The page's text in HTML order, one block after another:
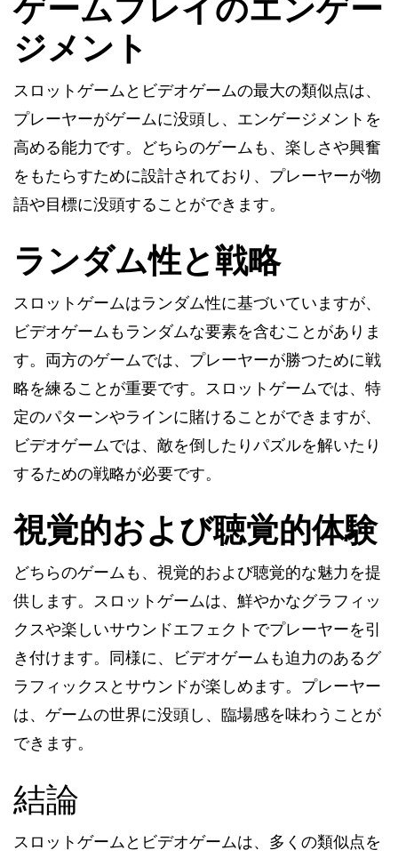
ジメント
スロットゲームとビデオゲームの最大の類似点は、
プレーヤーがゲームに没頭し、エンゲージメントを
高める能力です。どちらのゲームも、楽しさや興奮
をもたらすために設計されており、プレーヤーが物
語や目標に没頭することができます。
ランダム性と戦略
スロットゲームはランダム性に基づいていますが、
ビデオゲームもランダムな要素を含むことがありま
す。両方のゲームでは、プレーヤーが勝つために戦
略を練ることが重要です。スロットゲームでは、特
定のパターンやラインに賭けることができますが、
ビデオゲームでは、敵を倒したりパズルを解いたり
するための戦略が必要です。
視覚的および聴覚的体験
どちらのゲームも、視覚的および聴覚的な魅力を提
供します。スロットゲームは、鮮やかなグラフィッ
クスや楽しいサウンドエフェクトでプレーヤーを引
き付けます。同様に、ビデオゲームも迫力のあるグ
ラフィックスとサウンドが楽しめます。プレーヤー
は、ゲームの世界に没頭し、臨場感を味わうことが
できます。
結論
スロットゲームとビデオゲームは、多くの類似点を